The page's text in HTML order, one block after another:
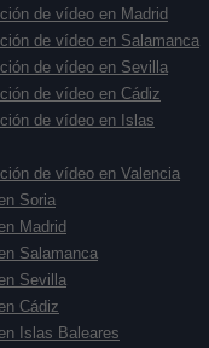
de vídeo en Madrid
de vídeo en Salamanca
de vídeo en Sevilla
de vídeo en Cádiz
de vídeo en Islas
de vídeo en Valencia
Soria
Madrid
Salamanca
Sevilla
Cádiz
Islas Baleares